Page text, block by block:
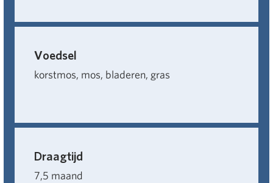
Voedsel
korstmos, mos, bladeren, gras
Draagtijd
7,5 maand